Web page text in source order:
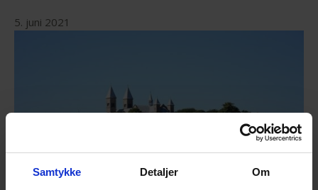
Samtykke Detaljer Om
5. juni 2021